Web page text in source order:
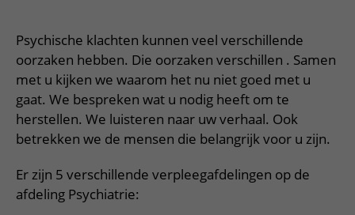
Poliklinieken
Verpleegafdelingen
Onze zorgverleners
Onderzoeken en diagnostiek
Bezoek aan de polikliniek
Opname in het ziekenhuis
Voorbereiding op uw afspraak
Bloedprikken
Bezoektijden
Op bezoek in het UMC Utrecht
Apotheek
Winkels en restaurants
Faciliteiten en voorzieningen
Bezoekregels
Kwaliteit en veiligheid
Contact en route
Spoed
Contactgegevens
Route naar het ziekenhuis
Parkeren
Wegwijs in het ziekenhuis
Verwijzers
Patiënt verwijzen
Teleconsult aanvragen
Diagnostiek aanvragen
Zorgverlenersportaal
Meer UMC Utrecht
Research
Psychische klachten kunnen veel verschillende
oorzaken hebben. Die oorzaken verschillen . Samen
met u kijken we waarom het nu niet goed met u
gaat. We bespreken wat u nodig heeft om te
herstellen. We luisteren naar uw verhaal. Ook
betrekken we de mensen die belangrijk voor u zijn.
Er zijn 5 verschillende verpleegafdelingen op de
afdeling Psychiatrie: